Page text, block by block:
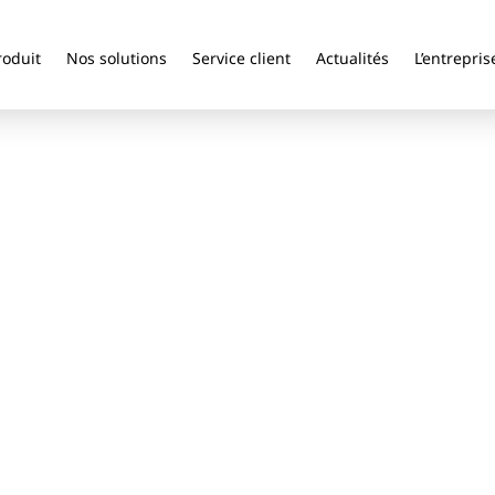
Nos solutions Service client Actualités